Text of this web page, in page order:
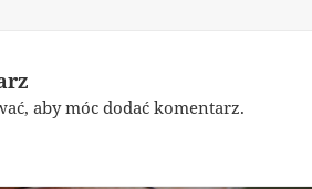
, aby móc dodać komentarz.